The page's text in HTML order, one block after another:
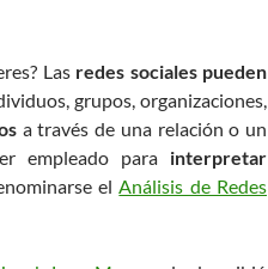
Las redes sociales pueden
grupos, organizaciones,
a través de una relación o un
empleado para interpretar
elAnálisis de Redes